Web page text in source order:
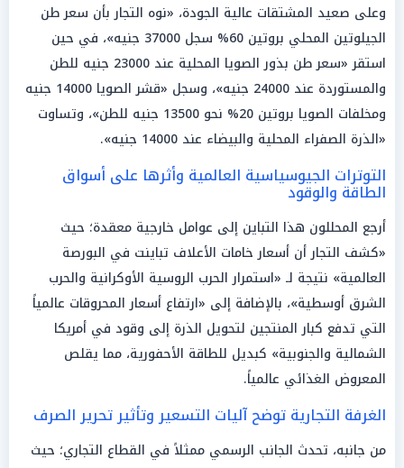
وعلى صعيد المشتقات عالية الجودة، «نوه التجار بأن سعر طن
الجيلوتين المحلي بروتين 60% سجل 37000 جنيه»، في حين
استقر «سعر طن بذور الصويا المحلية عند 23000 جنيه للطن
والمستوردة عند 24000 جنيه»، وسجل «قشر الصويا 14000 جنيه
ومخلفات الصويا بروتين 20% نحو 13500 جنيه للطن»، وتساوت
«الذرة الصفراء المحلية والبيضاء عند 14000 جنيه».
التوترات الجيوسياسية العالمية وأثرها على أسواق
الطاقة والوقود
أرجع المحللون هذا التباين إلى عوامل خارجية معقدة؛ حيث
«كشف التجار أن أسعار خامات الأعلاف تباينت في البورصة
العالمية» نتيجة لـ «استمرار الحرب الروسية الأوكرانية والحرب
الشرق أوسطية»، بالإضافة إلى «ارتفاع أسعار المحروقات عالمياً
التي تدفع كبار المنتجين لتحويل الذرة إلى وقود في أمريكا
الشمالية والجنوبية» كبديل للطاقة الأحفورية، مما يقلص
المعروض الغذائي عالمياً.
الغرفة التجارية توضح آليات التسعير وتأثير تحرير الصرف
من جانبه، تحدث الجانب الرسمي ممثلاً في القطاع التجاري؛ حيث